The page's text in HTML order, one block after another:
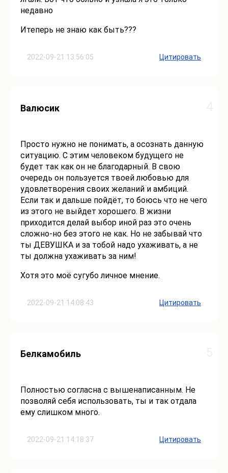
2022-09-21 13:56:05
недавно
Итеперь не знаю как быть???
Цитировать
2022-09-21 14:08:43
Валюсик
Просто нужно не понимать, а осознать данную
ситуацию. С этим человеком будущего не
будет так как он не благодарный. В свою
очередь он пользуется твоей любовью для
удовлетворения своих желаний и амбиций.
Если так и дальше пойдёт, то боюсь что не чего
из этого не выйдет хорошего. В жизни
приходится делай выбор иной раз это очень
сложно-но без этого не как. Но не забывай что
ты ДЕВУШКА и за тобой надо ухаживать, а не
ты должна ухаживать за ним!
Хотя это моё сугубо личное мнение.
Цитировать
2022-09-21 14:18:37
Белкамобиль
Полностью согласна с вышенаписанным. Не
позволяй себя использовать, ты и так отдала
ему слишком много.
Цитировать